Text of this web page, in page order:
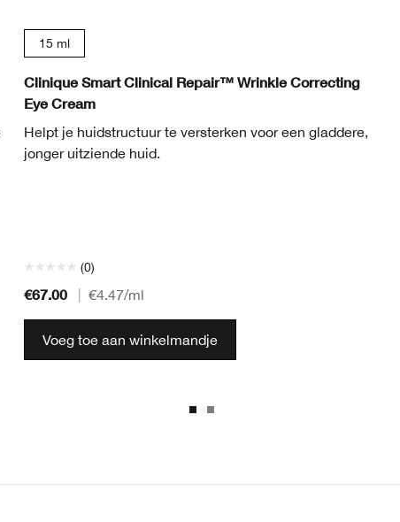
15 ml
Clinique Smart Clinical Repair™ Wrinkle Correcting
Eye Cream
Helpt je huidstructuur te versterken voor een gladdere,
jonger uitziende huid.
(0)
€67.00 €4.47/ml
Voeg toe aan winkelmandje